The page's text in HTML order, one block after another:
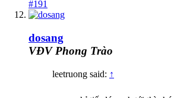
#191
dosang
VĐV Phong Trào
leetruong said: ↑